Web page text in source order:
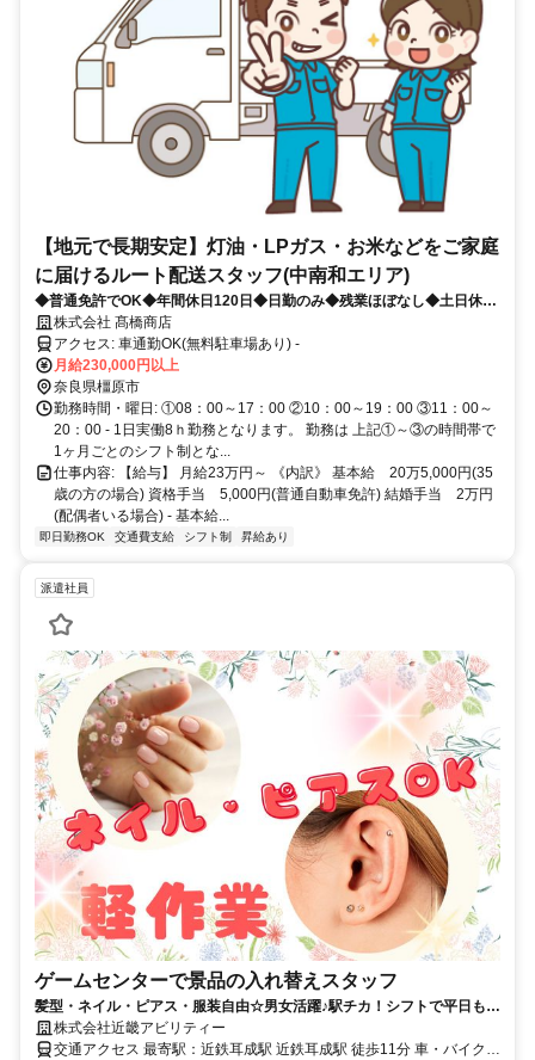
【地元で長期安定】灯油・LPガス・お米などをご家庭
に届けるルート配送スタッフ(中南和エリア)
◆普通免許でOK◆年間休日120日◆日勤のみ◆残業ほぼなし◆土日休み
or平日連休 働き方選べます◆賞与年2回あり◆別途各種手当あり◆希望
休取得OK
株式会社 髙橋商店
アクセス: 車通勤OK(無料駐車場あり) -
月給230,000円以上
奈良県橿原市
勤務時間・曜日: ①08：00～17：00 ②10：00～19：00 ③11：00～
20：00 - 1日実働8ｈ勤務となります。 勤務は 上記①～③の時間帯で
1ヶ月ごとのシフト制とな...
仕事内容: 【給与】 月給23万円～ 《内訳》 基本給 20万5,000円(35
歳の方の場合) 資格手当 5,000円(普通自動車免許) 結婚手当 2万円
(配偶者いる場合) ‐ 基本給...
即日勤務OK 交通費支給 シフト制 昇給あり
派遣社員
ゲームセンターで景品の入れ替えスタッフ
髪型・ネイル・ピアス・服装自由☆男女活躍♪駅チカ！シフトで平日も土
か日曜も休めます☆車、バイク通勤OK
株式会社近畿アビリティー
交通アクセス 最寄駅：近鉄耳成駅 近鉄耳成駅 徒歩11分 車・バイク通